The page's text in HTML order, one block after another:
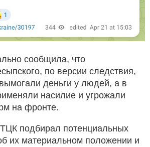
сообщила, что
по версии следствия,
деньги у людей, а в
насилие и угрожали
на фронте.
подбирал потенциальных
их материальном положении и